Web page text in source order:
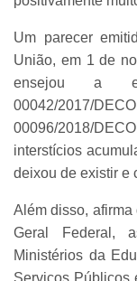
Um parecer
União, em 1 de
ensejou a
00042/2017/
00096/2018/
interstícios
deixou de existir e
Além disso, afirma
Geral Federal,
Ministérios da
Serviços Públicos